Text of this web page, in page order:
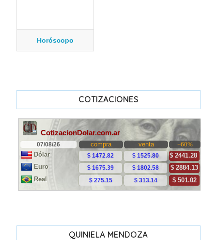
Horóscopo
COTIZACIONES
QUINIELA MENDOZA